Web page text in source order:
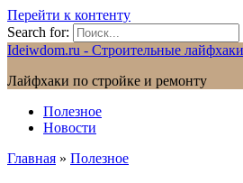
Перейти к контенту
Search for:
Ideiwdom.ru - Строительные лайфхаки
Лайфхаки по стройке и ремонту
Полезное
Новости
Главная » Полезное